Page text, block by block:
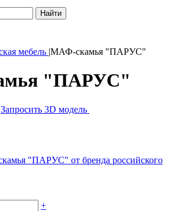
Найти
мебель |МАФ-скамья "ПАРУС"
"ПАРУС"
Запросить 3D модель
+